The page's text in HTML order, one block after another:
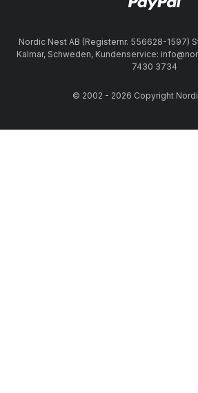
Nordic Nest AB (Registernr. 556628-1597)
Kalmar, Schweden, Kundenservice:
7430 3734
© 2002 - 2026 Copyright